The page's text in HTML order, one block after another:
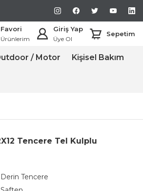
Favori
Ürünlerim
Giriş Yap
Üye Ol
Sepetim
/ Motor Kişisel Bakım
Tencere Tel Kulplu
Derin Tencere